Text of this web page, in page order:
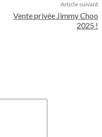
Article suivant
Vente privée Jimmy Choo
2025 !